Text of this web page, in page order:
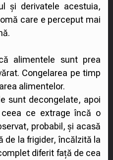
și derivatele acestuia,
care e perceput mai
alimentele sunt prea
Congelarea pe timp
alimentelor.
sunt decongelate, apoi
ce extrage încă o
probabil, și acasă
de la frigider, încălzită la
diferit față de cea